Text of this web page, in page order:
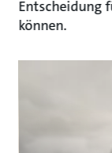
Entscheidung
können.